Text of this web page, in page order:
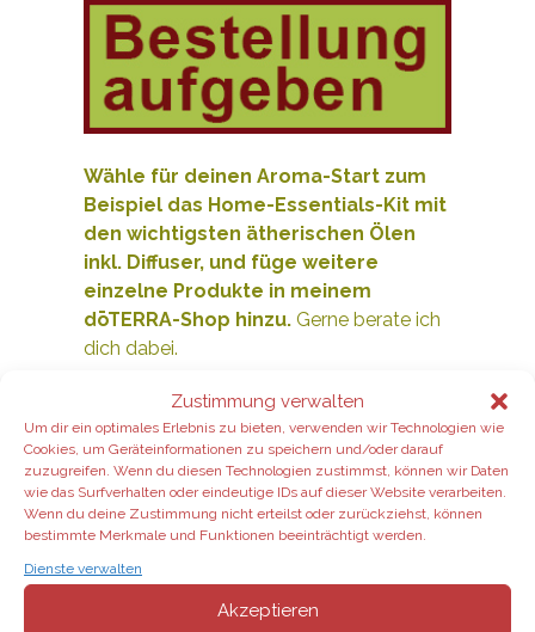
Zustimmung verwalten
Um dir ein optimales Erlebnis zu bieten, verwenden wir Technologien wie
Cookies, um Geräteinformationen zu speichern und/oder darauf
zuzugreifen. Wenn du diesen Technologien zustimmst, können wir Daten
wie das Surfverhalten oder eindeutige IDs auf dieser Website verarbeiten.
Wenn du deine Zustimmung nicht erteilst oder zurückziehst, können
bestimmte Merkmale und Funktionen beeinträchtigt werden.
Dienste verwalten
Akzeptieren
Wähle für deinen Aroma-Start zum
Beispiel das Home-Essentials-Kit mit
den wichtigsten ätherischen Ölen
inkl. Diffuser, und füge weitere
einzelne Produkte in meinem
dōTERRA-Shop hinzu. Gerne berate ich
dich dabei.
Aktuelle Angebote:
dōTERRA im August 2026: